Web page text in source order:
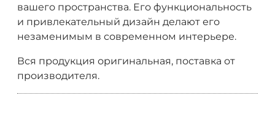
вашего пространства. Его функциональность
и привлекательный дизайн делают его
незаменимым в современном интерьере.
Вся продукция оригинальная, поставка от
производителя.